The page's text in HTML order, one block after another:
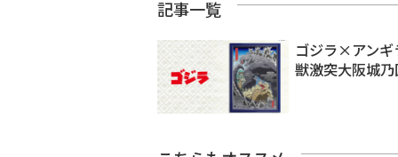
記事一覧
ゴジラ×アンギ
獣激突大阪城